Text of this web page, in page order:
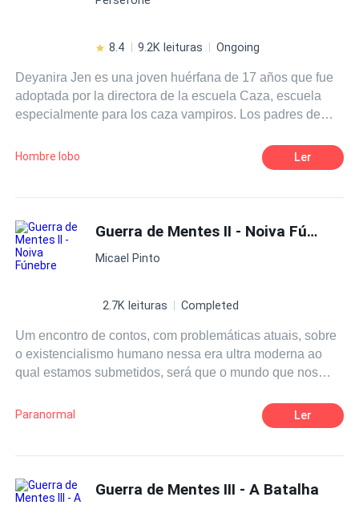
8.4 9.2K leituras Ongoing
Deyanira Jen es una joven huérfana de 17 años que fue
adoptada por la directora de la escuela Caza, escuela
especialmente para los caza vampiros. Los padres de
Aquella joven prometió que sería la mejor caza vampiros,
como le habían dicho que eran sus padres. Sin saber que
Hombre lobo Ler
Guerra de Mentes II - Noiva Fúnebre
Micael Pinto
2.7K leituras Completed
Um encontro de contos, com problemáticas atuais, sobre
o existencialismo humano nessa era ultra moderna ao
qual estamos submetidos, será que o mundo que nos
Estamos a sós em um universo dito como infinito? Qual o
Mistério da Morte? Livro II da Saga Guerra de Mentes
Paranormal Ler
Guerra de Mentes III - A Batalha